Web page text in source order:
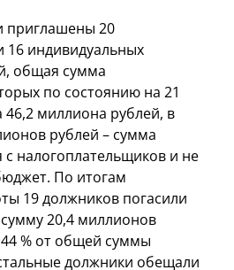
приглашены 20
16 индивидуальных
общая сумма
по состоянию на 21
46,2 миллиона рублей, в
рублей – сумма
налогоплательщиков и не
По итогам
19 должников погасили
20,4 миллионов
% от общей суммы
должники обещали